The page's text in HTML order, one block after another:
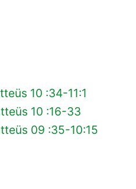
10 :34-11:1
10 :16-33
09 :35-10:15